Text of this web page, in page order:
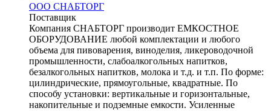
ООО СНАБТОРГ
Поставщик
Компания СНАБТОРГ производит ЕМКОСТНОЕ
ОБОРУДОВАНИЕ любой комплектации и любого
объема для пивоварения, виноделия, ликероводочной
промышленности, слабоалкогольных напитков,
безалкогольных напитков, молока и т.д. и т.п. По форме:
цилиндрические, прямоугольные, квадратные. По
способу установки: вертикальные и горизонтальные,
накопительные и подземные емкости. Усиленные